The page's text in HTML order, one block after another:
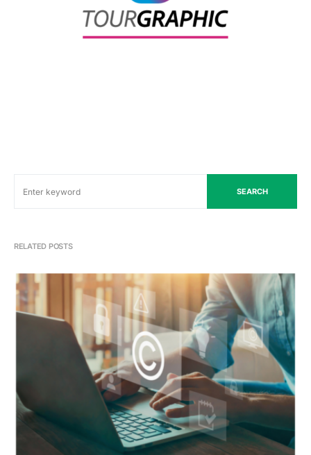
SEARCH
RELATED POSTS